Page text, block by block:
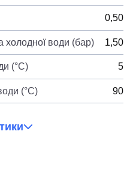
0,50
холодної води (бар) 1,50
(°C) 5
(°C) 90